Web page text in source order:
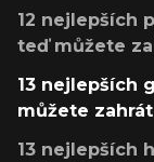
12 nejlepších
teď můžete
13 nejlepších
můžete zahrát
13 nejlepších